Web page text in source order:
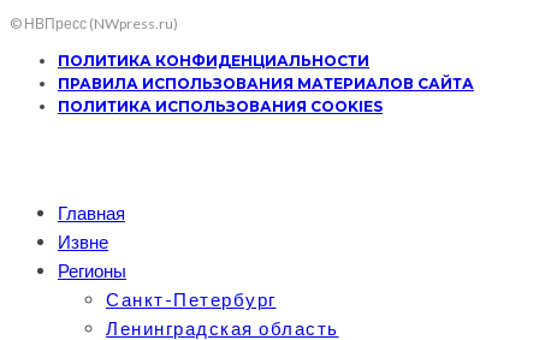
© НВПресс (NWpress.ru)
ПОЛИТИКА КОНФИДЕНЦИАЛЬНОСТИ
ПРАВИЛА ИСПОЛЬЗОВАНИЯ МАТЕРИАЛОВ САЙТА
ПОЛИТИКА ИСПОЛЬЗОВАНИЯ COOKIES
Главная
Извне
Регионы
Санкт-Петербург
Ленинградская область